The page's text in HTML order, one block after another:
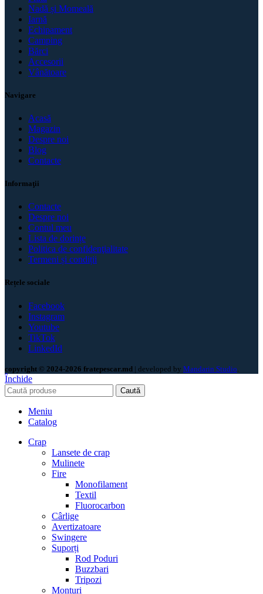
Nadă și Momeală
Iarnă
Echipament
Camping
Bărci
Accesorii
Vânătoare
Navigare
Acasă
Magazin
Despre noi
Blog
Contacte
Informaţii
Contacte
Despre noi
Contul meu
Lista de dorințe
Politica de confidenţialitate
Termeni și condiții
Rețele sociale
Facebook
Instagram
Youtube
TikTok
LinkedId
copyright © 2024-2026 fratepescar.md | developed by Mandarin Studio
Închide
Caută
Meniu
Catalog
Crap
Lansete de crap
Mulinete
Fire
Monofilament
Textil
Fluorocarbon
Cârlige
Avertizatoare
Swingere
Suporți
Rod Poduri
Buzzbari
Tripozi
Monturi